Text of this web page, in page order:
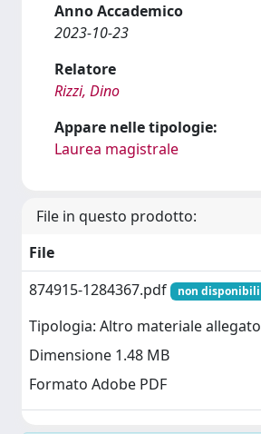
Anno Accademico
2023-10-23
Relatore
Rizzi, Dino
Appare nelle tipologie:
Laurea magistrale
File in questo prodotto:
File
874915-1284367.pdf
non disponibili
Tipologia: Altro materiale allegato
Dimensione 1.48 MB
Formato Adobe PDF